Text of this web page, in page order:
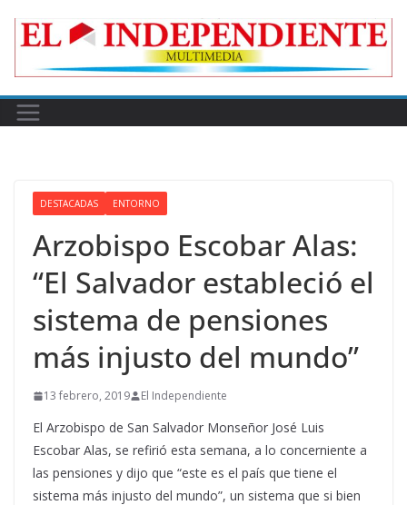
DESTACADAS ENTORNO
Arzobispo Escobar Alas:
“El Salvador estableció el
sistema de pensiones
más injusto del mundo”
13 febrero, 2019 El Independiente
El Arzobispo de San Salvador Monseñor José Luis
Escobar Alas, se refirió esta semana, a lo concerniente a
las pensiones y dijo que “este es el país que tiene el
sistema más injusto del mundo”, un sistema que si bien